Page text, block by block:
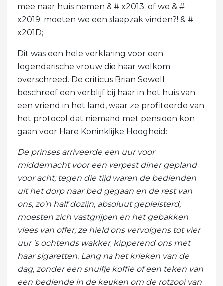
mee naar huis nemen & # x2013; of we & #
x2019; moeten we een slaapzak vinden?! & #
x201D;
Dit was een hele verklaring voor een
legendarische vrouw die haar welkom
overschreed. De criticus Brian Sewell
beschreef een verblijf bij haar in het huis van
een vriend in het land, waar ze profiteerde van
het protocol dat niemand met pensioen kon
gaan voor Hare Koninklijke Hoogheid:
De prinses arriveerde een uur voor
middernacht voor een verpest diner gepland
voor acht; tegen die tijd waren de bedienden
uit het dorp naar bed gegaan en de rest van
ons, zo'n half dozijn, absoluut gepleisterd,
moesten zich vastgrijpen en het gebakken
vlees van offer; ze hield ons vervolgens tot vier
uur 's ochtends wakker, kipperend ons met
haar sigaretten. Lang na het krieken van de
dag, zonder een snuifje koffie of een teken van
een bediende in de keuken om de rotzooi van